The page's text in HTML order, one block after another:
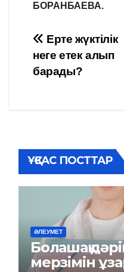
БОРАНБАЕВА.
Навигация
по
Ерте жүктілік
неге етек алып
барады?
ҰҚСАС ПОСТТАР
ӘЛЕУМЕТ
Болашақ
мерзімін